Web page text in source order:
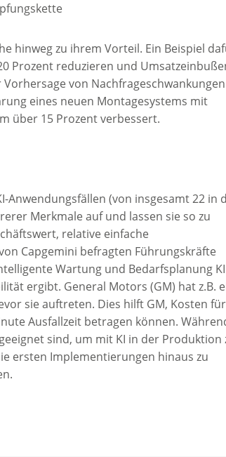
hinweg zu ihrem Vorteil. Ein Beispiel
Prozent reduzieren und
von Nachfrageschwankungen
eines neuen Montagesystems mit
über 15 Prozent verbessert.
(von insgesamt 22 in
Merkmale auf und lassen sie so zu
relative einfache
Capgemini befragten Führungskräfte
Wartung und Bedarfsplanung KI
ergibt. General Motors (GM) hat z.B.
sie auftreten. Dies hilft GM, Kosten für
Ausfallzeit betragen können.
sind, um mit KI in der Produktion
ersten Implementierungen hinaus zu